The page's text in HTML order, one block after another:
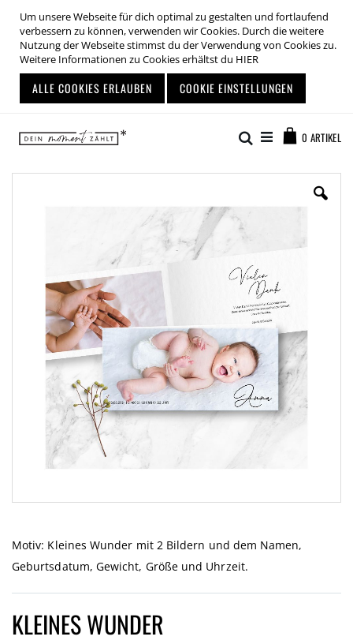
Um unsere Webseite für dich optimal zu gestalten und fortlaufend
verbessern zu können, verwenden wir Cookies. Durch die weitere
Nutzung der Webseite stimmst du der Verwendung von Cookies zu.
Weitere Informationen zu Cookies erhältst du HIER
ALLE COOKIES ERLAUBEN COOKIE EINSTELLUNGEN
Inhalt
springen
0 ARTIKEL
Suche
der
Bildgalerie
springen
Motiv: Kleines Wunder mit 2 Bildern und dem Namen,
Geburtsdatum, Gewicht, Größe und Uhrzeit.
KLEINES WUNDER